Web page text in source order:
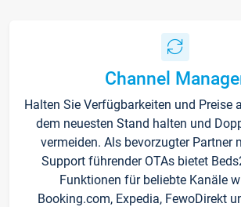
Channel
Halten Sie Verfügbarkeiten und Preise
dem neuesten Stand halten und
vermeiden. Als bevorzugter Partner
Support führender OTAs bietet
Funktionen für beliebte Kanäle
Booking.com, Expedia, FewoDirekt